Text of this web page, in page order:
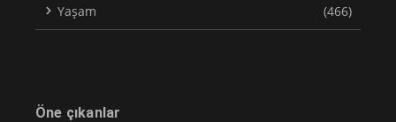
Yaşam (466)
Öne çıkanlar